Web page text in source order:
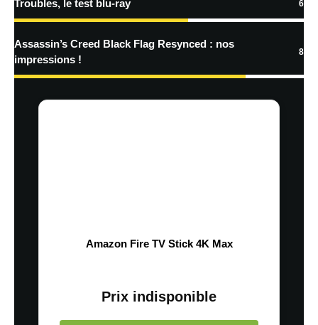
Troubles, le test blu-ray 6
Assassin’s Creed Black Flag Resynced : nos
impressions !
8
Amazon Fire TV Stick 4K Max
Prix indisponible